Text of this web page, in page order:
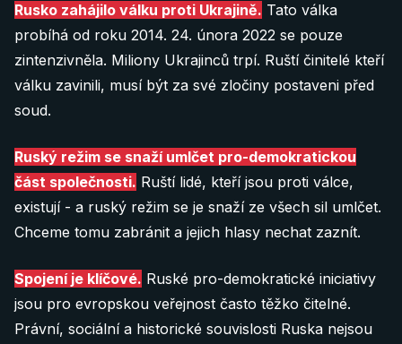
Rusko zahájilo válku proti Ukrajině. Tato válka
probíhá od roku 2014. 24. února 2022 se pouze
zintenzivněla. Miliony Ukrajinců trpí. Ruští činitelé kteří
válku zavinili, musí být za své zločiny postaveni před
soud.
Ruský režim se snaží umlčet pro-demokratickou
část společnosti. Ruští lidé, kteří jsou proti válce,
existují - a ruský režim se je snaží ze všech sil umlčet.
Chceme tomu zabránit a jejich hlasy nechat zaznít.
Spojení je klíčové. Ruské pro-demokratické iniciativy
jsou pro evropskou veřejnost často těžko čitelné.
Právní, sociální a historické souvislosti Ruska nejsou